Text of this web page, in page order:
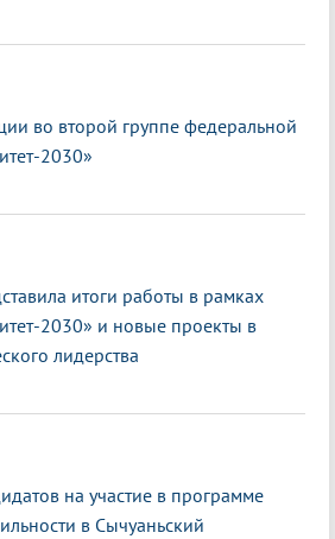
во второй группе федеральной
2030»
итоги работы в рамках
2030» и новые проекты в
лидерства
на участие в программе
в Сычуаньский